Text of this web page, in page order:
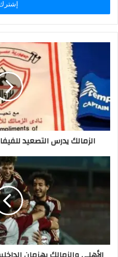
الزمالك يدرس التصعيد